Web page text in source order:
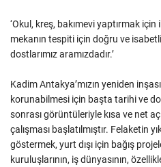
‘Okul, kreş, bakımevi yaptırmak
mekanın tespiti için doğru ve
dostlarımız aramızdadır.’
Kadim Antakya’mızın yeniden
korunabilmesi için başta tarihi ve
sonrası görüntüleriyle kısa ve net
çalışması başlatılmıştır. Felaketin
göstermek, yurt dışı için bağış
kuruluşlarının, iş dünyasının,